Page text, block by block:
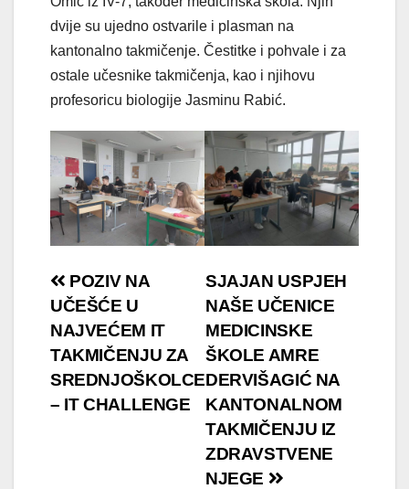
dvije su ujedno ostvarile i plasman na
kantonalno takmičenje. Čestitke i pohvale i za
ostale učesnike takmičenja, kao i njihovu
profesoricu biologije Jasminu Rabić.
Navigacija
članaka
SJAJAN USPJEH
NAŠE UČENICE
MEDICINSKE
ŠKOLE AMRE
DERVIŠAGIĆ NA
KANTONALNOM
TAKMIČENJU IZ
ZDRAVSTVENE
NJEGE
POZIV NA
UČEŠĆE U
NAJVEĆEM IT
TAKMIČENJU ZA
SREDNJOŠKOLCE
– IT CHALLENGE